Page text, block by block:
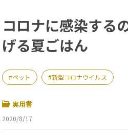
コロナに感染する
げる夏ごはん
ペット 新型コロナウイルス
実用書
2020/8/17